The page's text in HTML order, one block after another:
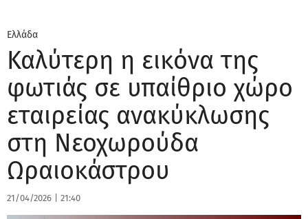
Ελλάδα
Καλύτερη η εικόνα της
φωτιάς σε υπαίθριο χώρο
εταιρείας ανακύκλωσης
στη Νεοχωρούδα
Ωραιοκάστρου
21/04/2026 21:40